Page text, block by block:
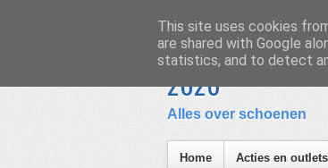
Homepage Inhoud
Schoen en Laars
2026
Alles over schoenen
Home Acties en
This site uses cookies
are shared with Google
statistics, and to detect